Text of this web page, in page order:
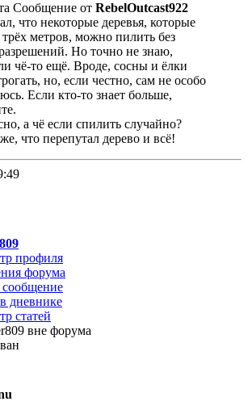
Сообщение от RebelOutcast922
что некоторые деревья, которые
метров, можно пилить без
Но точно не знаю,
чё-то ещё. Вроде, сосны и ёлки
но, если честно, сам не особо
Если кто-то знает больше,
а чё если спилить случайно?
что перепутал дерево и всё!
профиля
форума
дневнике
статей